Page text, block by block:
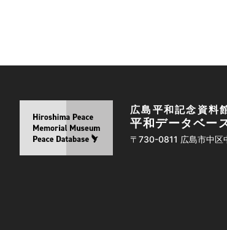
広島平和記念資料
平和データベー
〒730-0811 広島市中区